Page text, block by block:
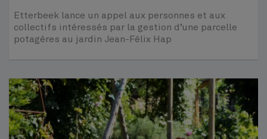
Etterbeek lance un appel aux personnes et aux
collectifs intéressés par la gestion d’une parcelle
potagères au jardin Jean-Félix Hap